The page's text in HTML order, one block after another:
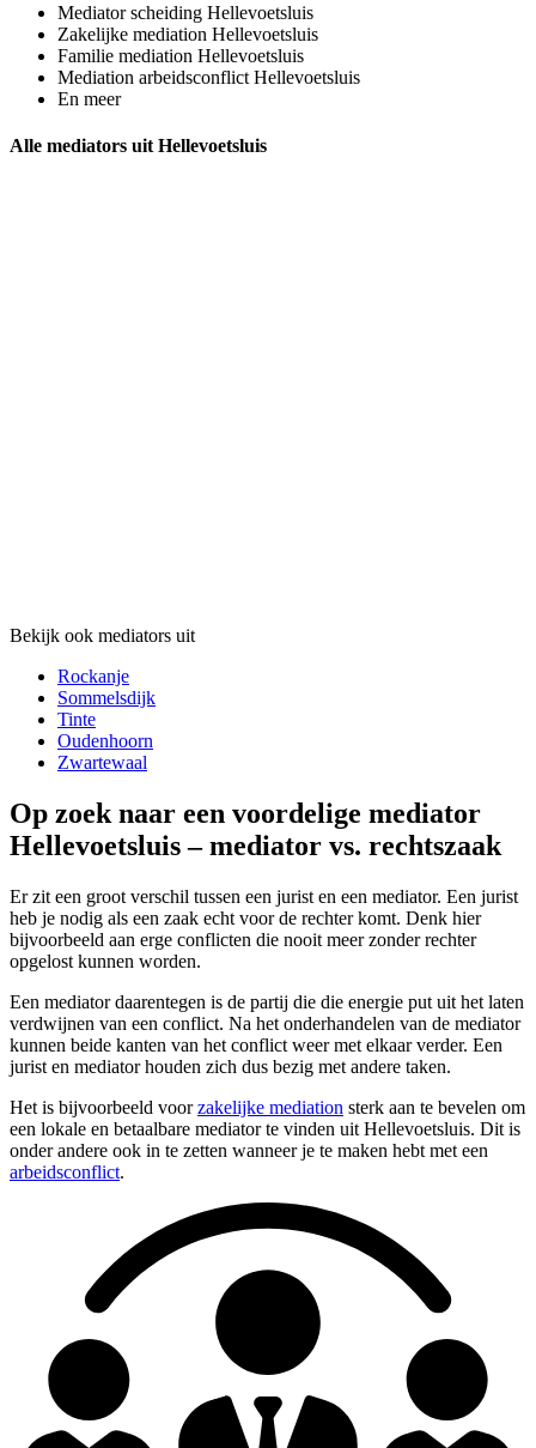
Mediator scheiding Hellevoetsluis
Zakelijke mediation Hellevoetsluis
Familie mediation Hellevoetsluis
Mediation arbeidsconflict Hellevoetsluis
En meer
Alle mediators uit Hellevoetsluis
Bekijk ook mediators uit
Rockanje
Sommelsdijk
Tinte
Oudenhoorn
Zwartewaal
Op zoek naar een voordelige mediator
Hellevoetsluis – mediator vs. rechtszaak
Er zit een groot verschil tussen een jurist en een mediator. Een jurist
heb je nodig als een zaak echt voor de rechter komt. Denk hier
bijvoorbeeld aan erge conflicten die nooit meer zonder rechter
opgelost kunnen worden.
Een mediator daarentegen is de partij die die energie put uit het laten
verdwijnen van een conflict. Na het onderhandelen van de mediator
kunnen beide kanten van het conflict weer met elkaar verder. Een
jurist en mediator houden zich dus bezig met andere taken.
Het is bijvoorbeeld voorzakelijke mediation sterk aan te bevelen om
een lokale en betaalbare mediator te vinden uit Hellevoetsluis. Dit is
onder andere ook in te zetten wanneer je te maken hebt met een
arbeidsconflict.